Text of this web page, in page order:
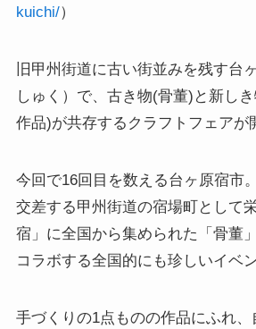
kuichi/）
旧甲州街道に古い街並みを残す台
しゅく）で、古き物(骨董)と新し
作品)が共存するクラフトフェアが
今回で16回目を数える台ヶ原宿市
交差する甲州街道の宿場町として
宿」に全国から集められた「骨董
コラボする全国的にも珍しいイベ
手づくりの1点ものの作品にふれ